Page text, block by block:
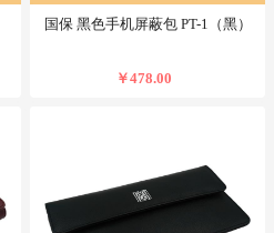
国保 黑色手机屏蔽包 PT-1（黑）
￥478.00